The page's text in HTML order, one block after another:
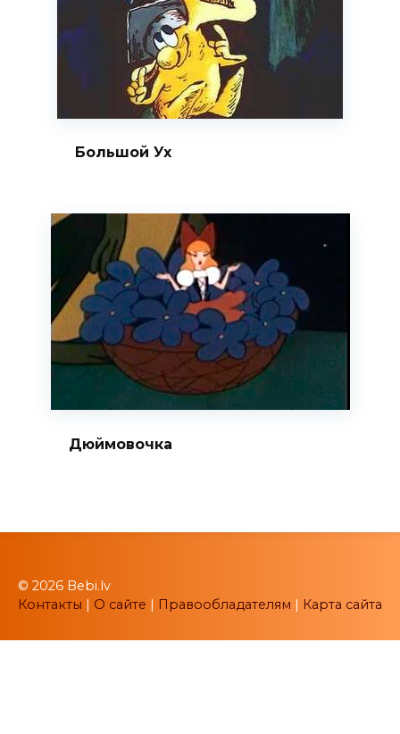
Большой Ух
Дюймовочка
© 2026 Bebi.lv
Контакты | О сайте | Правообладателям | Карта сайта